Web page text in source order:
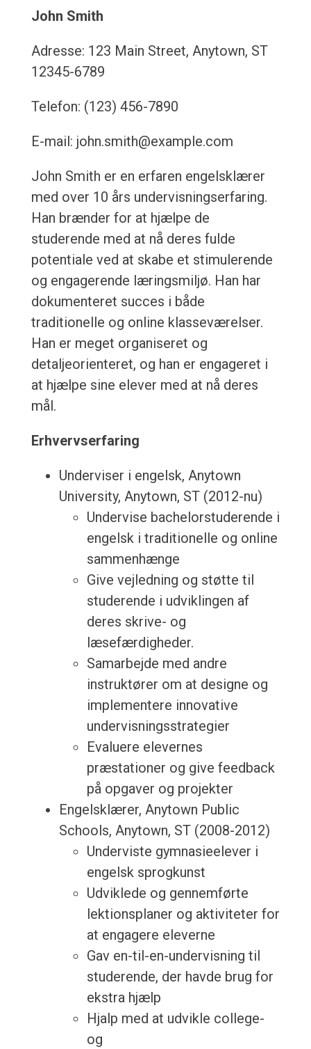
John Smith
Adresse: 123 Main Street, Anytown, ST
12345-6789
Telefon: (123) 456-7890
E-mail: john.smith@example.com
John Smith er en erfaren engelsklærer
med over 10 års undervisningserfaring.
Han brænder for at hjælpe de
studerende med at nå deres fulde
potentiale ved at skabe et stimulerende
og engagerende læringsmiljø. Han har
dokumenteret succes i både
traditionelle og online klasseværelser.
Han er meget organiseret og
detaljeorienteret, og han er engageret i
at hjælpe sine elever med at nå deres
mål.
Erhvervserfaring
Underviser i engelsk, Anytown
University, Anytown, ST (2012-nu)
Undervise bachelorstuderende i
engelsk i traditionelle og online
sammenhænge
Give vejledning og støtte til
studerende i udviklingen af
deres skrive- og
læsefærdigheder.
Samarbejde med andre
instruktører om at designe og
implementere innovative
undervisningsstrategier
Evaluere elevernes
præstationer og give feedback
på opgaver og projekter
Engelsklærer, Anytown Public
Schools, Anytown, ST (2008-2012)
Underviste gymnasieelever i
engelsk sprogkunst
Udviklede og gennemførte
lektionsplaner og aktiviteter for
at engagere eleverne
Gav en-til-en-undervisning til
studerende, der havde brug for
ekstra hjælp
Hjalp med at udvikle college-
og